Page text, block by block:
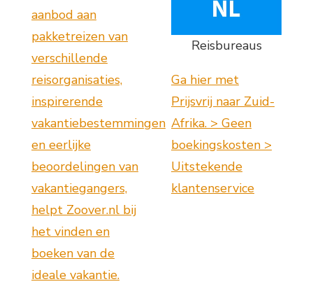
aanbod aan
pakketreizen van
verschillende
reisorganisaties,
inspirerende
vakantiebestemmingen
en eerlijke
beoordelingen van
vakantiegangers,
helpt Zoover.nl bij
het vinden en
boeken van de
ideale vakantie.
Reisbureaus
Ga hier met
Prijsvrij naar Zuid-
Afrika. > Geen
boekingskosten >
Uitstekende
klantenservice